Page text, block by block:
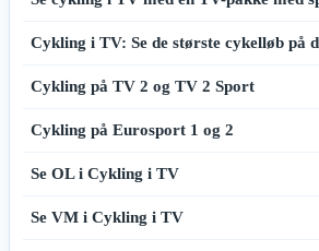
Cykling i TV: Se de største cykelløb på
Cykling på TV 2 og TV 2 Sport
Cykling på Eurosport 1 og 2
Se OL i Cykling i TV
Se VM i Cykling i TV